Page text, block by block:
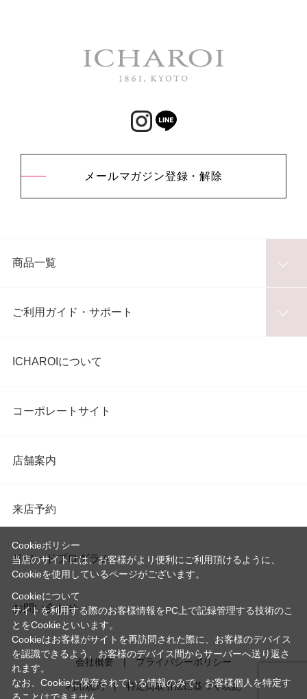
メールマガジン登録・解除
商品一覧
ご利用ガイド・サポート
ICHAROIについて
コーポレートサイト
店舗案内
来店予約
リワードプログラム
お問い合わせ
会社概要 プライバシーポリシー
利用規約 特定商取引法に基づく表記
Cookieポリシー
当店のサイトには、お客様がより便利にご利用頂けるように、
Cookieを使用しているページがございます。
Cookieについて
サイトを利用する際のお客様情報をPC上で記録管理する技術のこ
とをCookieといいます。
Cookieはお客様がサイトを再訪問された際に、お客様のデバイス
を認識できるよう、お客様のデバイス間からサーバーへ送り返さ
れます。
なお、Cookieに保存されている情報のみで、お客様個人を特定す